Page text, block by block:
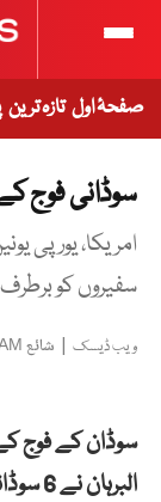
صفحۂ اول تازہ ترین
سوڈانی فوج کے سربراہ
امریکا، یورپی
سفیروں کو
ویب ڈیسک | شائع
سوڈان کے فوج